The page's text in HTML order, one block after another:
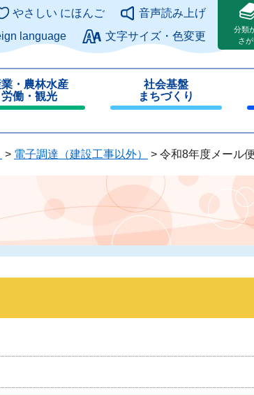
このページの本文へ
やさしい にほんご
音声読み上げ
language
文字サイズ・色変更
分類
さ
業・農林水産
労働・観光
社会基盤
まちづくり
じ
る
> 電子調達（建設工事以外） > 令和8年度メール